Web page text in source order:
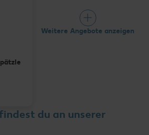
Weitere Angebote anzeigen
du an unserer